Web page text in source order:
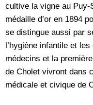
cultive la vigne au
médaille d’or en 1894
se distingue aussi par
l’hygiène infantile et
médecins et la
de Cholet vivront dans
médicale et civique de